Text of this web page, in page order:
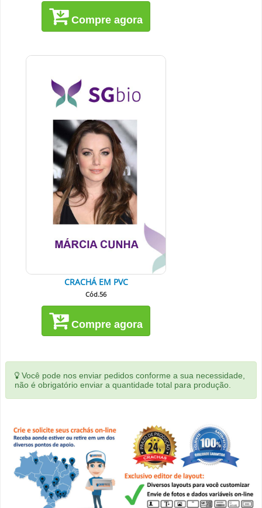
Compre agora
CRACHÁ EM PVC
Cód.56
Compre agora
Você pode nos enviar pedidos conforme a sua necessidade,
não é obrigatório enviar a quantidade total para produção.